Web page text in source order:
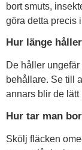
bort smuts,
göra detta precis
Hur länge
De håller
behållare. Se till
annars blir de
Hur tar man
Skölj fläcken